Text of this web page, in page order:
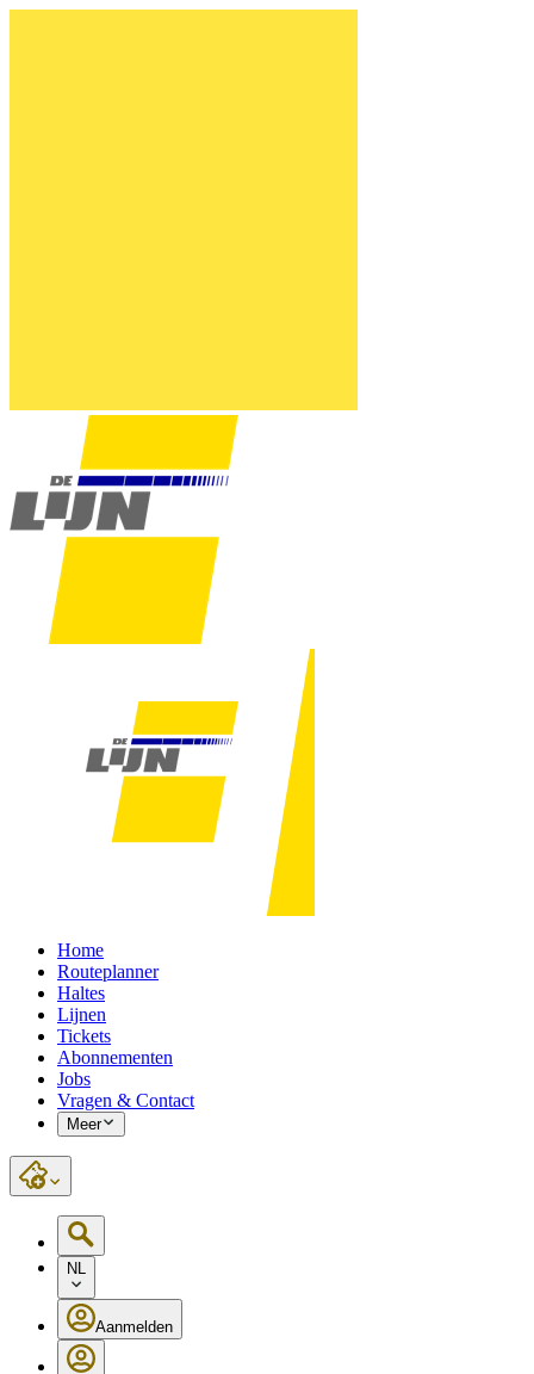
Home
Routeplanner
Haltes
Lijnen
Tickets
Abonnementen
Jobs
Vragen & Contact
Meer
NL
Aanmelden